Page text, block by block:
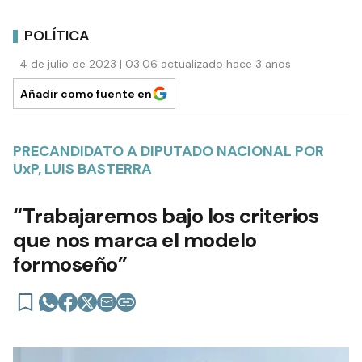
POLÍTICA
4 de julio de 2023 | 03:06 actualizado hace 3 años
Añadir como fuente en
PRECANDIDATO A DIPUTADO NACIONAL POR
UxP, LUIS BASTERRA
“Trabajaremos bajo los criterios
que nos marca el modelo
formoseño”